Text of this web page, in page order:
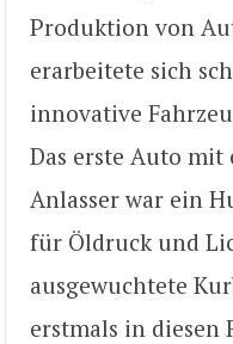
Produktion von
erarbeitete sich
innovative
Das erste Auto
Anlasser war ein
für Öldruck und
ausgewuchtete
erstmals in diesen